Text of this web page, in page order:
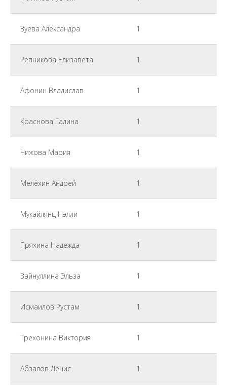
Зуева Александра 1
Репникова Елизавета 1
Афонин Владислав 1
Краснова Галина 1
Чижова Мария 1
Мелёхин Андрей 1
Мукайлянц Нэлли 1
Пряхина Надежда 1
Зайнуллина Эльза 1
Исмаилов Рустам 1
Трехонина Виктория 1
Абзалов Денис 1